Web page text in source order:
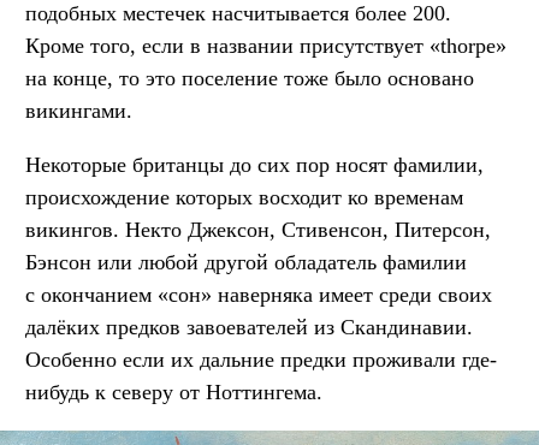
подобных местечек насчитывается более 200.
Кроме того, если в названии присутствует «thorpe»
на конце, то это поселение тоже было основано
викингами.
Некоторые британцы до сих пор носят фамилии,
происхождение которых восходит ко временам
викингов. Некто Джексон, Стивенсон, Питерсон,
Бэнсон или любой другой обладатель фамилии
с окончанием «сон» наверняка имеет среди своих
далёких предков завоевателей из Скандинавии.
Особенно если их дальние предки проживали где-
нибудь к северу от Ноттингема.